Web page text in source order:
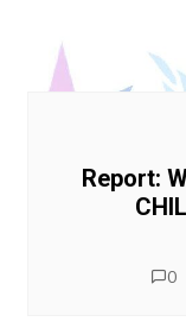
Report:
0